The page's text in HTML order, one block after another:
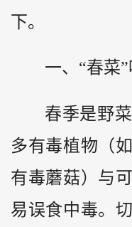
下。
一、“春菜
春季是野
多有毒植物（
有毒蘑菇）与
易误食中毒。